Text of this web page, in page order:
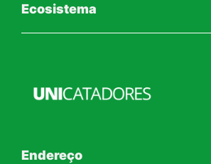
Ecosistema
Endereço